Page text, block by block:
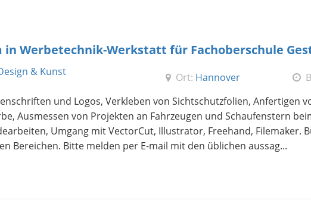
Werbetechnik-Werkstatt für Fachoberschule
& Kunst Ort: Hannover
und Logos, Verkleben von Sichtschutzfolien, Anfertigen
Ausmessen von Projekten an Fahrzeugen und Schaufenstern
Umgang mit VectorCut, Illustrator, Freehand, Filemaker.
Bereichen. Bitte melden per E-mail mit den üblichen aussag...